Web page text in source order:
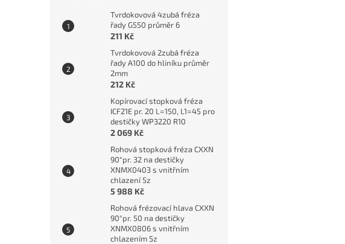
Tvrdokovová 4zubá fréza
řady G550 průměr 6
211 Kč
Tvrdokovová 2zubá fréza
řady A100 do hliníku průměr
2mm
212 Kč
Kopírovací stopková fréza
ICF21E pr. 20 L=150, L1=45 pro
destičky WP3220 R10
2 069 Kč
Rohová stopková fréza CXXN
90°pr. 32 na destičky
XNMX0403 s vnitřním
chlazení 5z
5 988 Kč
Rohová frézovací hlava CXXN
90°pr. 50 na destičky
XNMX0806 s vnitřním
chlazením 5z